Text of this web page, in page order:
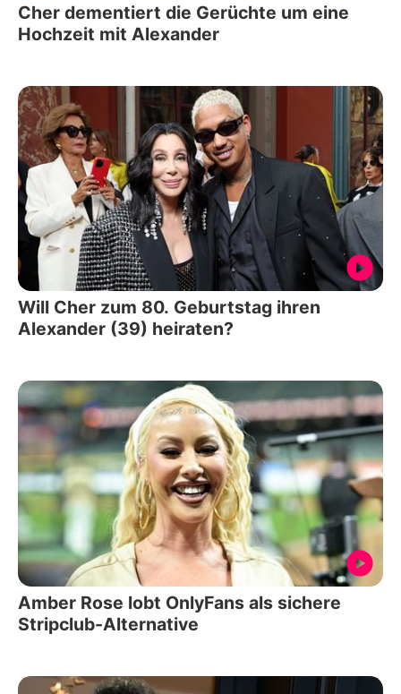
Cher dementiert die Gerüchte um eine
Hochzeit mit Alexander
Will Cher zum 80. Geburtstag ihren
Alexander (39) heiraten?
Amber Rose lobt OnlyFans als sichere
Stripclub-Alternative